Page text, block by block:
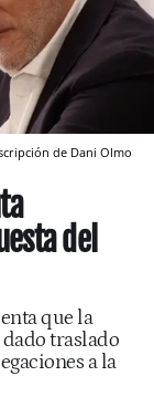
de Dani Olmo
del
que la
traslado
a la